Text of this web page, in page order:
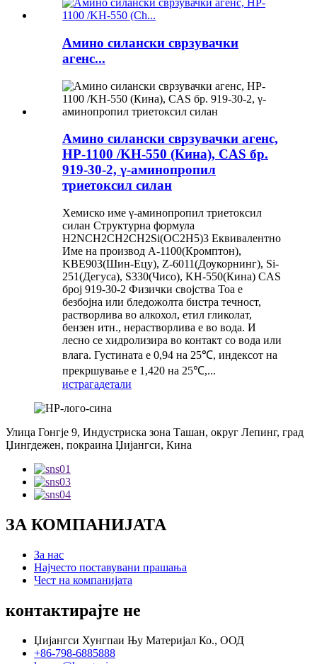
Амино силански сврзувачки
агенс...
Амино силански сврзувачки агенс,
HP-1100 /KH-550 (Кина), CAS бр.
919-30-2, γ-аминопропил
триетоксил силан
Хемиско име γ-аминопропил триетоксил
силан Структурна формула
H2NCH2CH2CH2Si(OC2H5)3 Еквивалентно
Име на производ A-1100(Кромптон),
KBE903(Шин-Ецу), Z-6011(Доукорнинг), Si-
251(Дегуса), S330(Чисо), KH-550(Кина) CAS
број 919-30-2 Физички својства Тоа е
безбојна или бледожолта бистра течност,
растворлива во алкохол, етил гликолат,
бензен итн., нерастворлива е во вода. И
лесно се хидролизира во контакт со вода или
влага. Густината е 0,94 на 25℃, индексот на
прекршување е 1,420 на 25℃,...
истрагадетали
Улица Гонгје 9, Индустриска зона Ташан, округ Лепинг, град
Џингдежен, покраина Џијангси, Кина
ЗА КОМПАНИЈАТА
За нас
Најчесто поставувани прашања
Чест на компанијата
контактирајте не
Џијангси Хунгпаи Њу Материјал Ко., ООД
+86-798-6885888